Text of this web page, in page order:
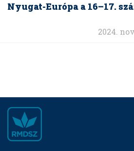
Nyugat-Európa a 16–17.
2024.